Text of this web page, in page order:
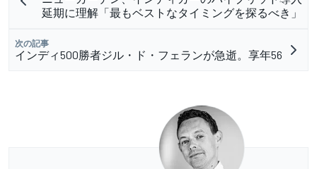
延期に理解「最もベストなタイミングを探るべき」
次の記事
インディ500勝者ジル・ド・フェランが急逝。享年56